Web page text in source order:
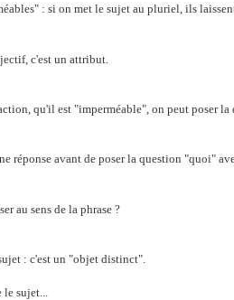
: si on met le sujet au pluriel, ils
c'est un attribut.
qu'il est "imperméable", on peut poser
réponse avant de poser la question "quoi"
au sens de la phrase ?
: c'est un "objet distinct".
sujet...